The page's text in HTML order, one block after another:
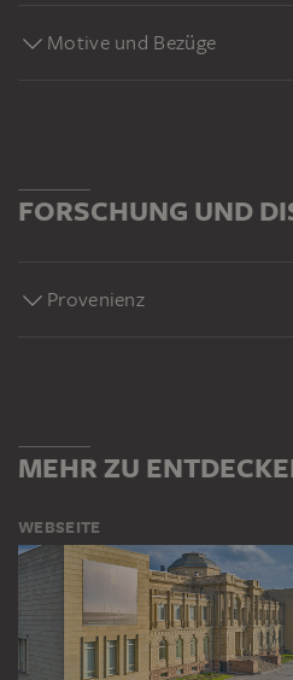
Motive und Bezüge
FORSCHUNG UND
Provenienz
MEHR ZU
WEBSEITE